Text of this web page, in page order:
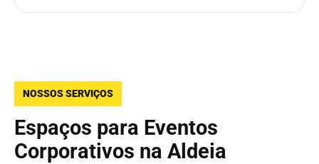
NOSSOS SERVIÇOS
Espaços para Eventos
Corporativos na Aldeia